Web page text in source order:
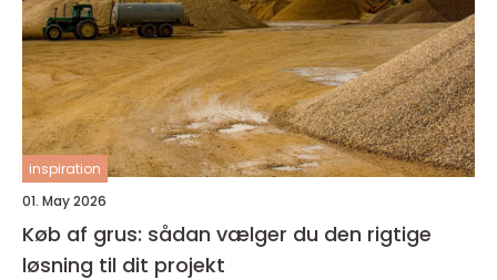
inspiration
01. May 2026
Køb af grus: sådan vælger du den rigtige
løsning til dit projekt